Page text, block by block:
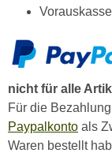
nicht für alle
Für die
Paypalkonto als
Waren bestellt